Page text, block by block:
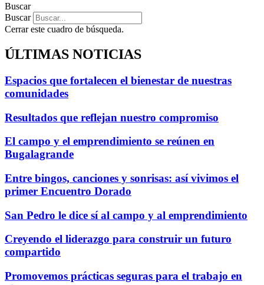
Buscar
Buscar
Cerrar este cuadro de búsqueda.
ÚLTIMAS NOTICIAS
Espacios que fortalecen el bienestar de nuestras
comunidades
Resultados que reflejan nuestro compromiso
El campo y el emprendimiento se reúnen en
Bugalagrande
Entre bingos, canciones y sonrisas: así vivimos el
primer Encuentro Dorado
San Pedro le dice sí al campo y al emprendimiento
Creyendo el liderazgo para construir un futuro
compartido
Promovemos prácticas seguras para el trabajo en